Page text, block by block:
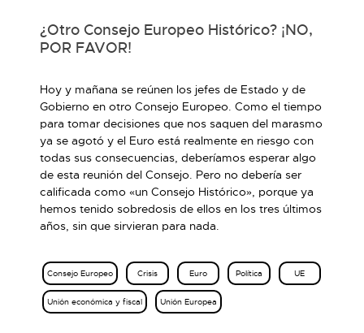
¿Otro Consejo Europeo Histórico? ¡NO,
POR FAVOR!
Hoy y mañana se reúnen los jefes de Estado y de
Gobierno en otro Consejo Europeo. Como el tiempo
para tomar decisiones que nos saquen del marasmo
ya se agotó y el Euro está realmente en riesgo con
todas sus consecuencias, deberíamos esperar algo
de esta reunión del Consejo. Pero no debería ser
calificada como «un Consejo Histórico», porque ya
hemos tenido sobredosis de ellos en los tres últimos
años, sin que sirvieran para nada.
Consejo Europeo Crisis Euro Política UE
Unión económica y fiscal Unión Europea